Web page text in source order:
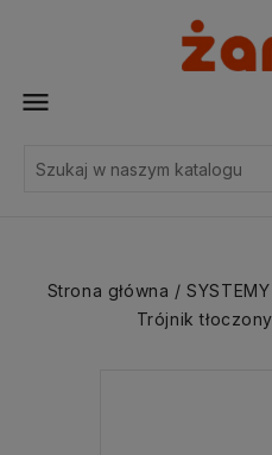

Strona główna
Trójnik